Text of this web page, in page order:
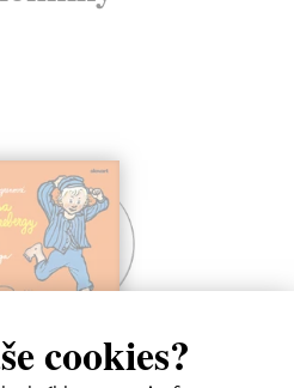
cookies?
- CD